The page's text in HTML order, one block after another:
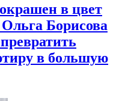
в цвет
Борисова
в большую